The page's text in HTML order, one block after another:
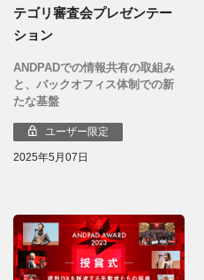
テゴリ審査会プレゼンテー
ション
ANDPADでの情報共有の取組み
と、バックオフィス体制での新
たな基盤
ユーザー限定
2025年5月07日